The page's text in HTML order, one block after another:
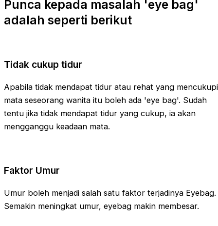
Punca kepada masalah 'eye bag'
adalah seperti berikut
Tidak cukup tidur
Apabila tidak mendapat tidur atau rehat yang
mata seseorang wanita itu boleh ada 'eye bag'. Sudah
tentu jika tidak mendapat tidur yang cukup, ia akan
mengganggu keadaan mata.
Faktor Umur
Umur boleh menjadi salah satu faktor terjadinya Eyebag.
Semakin meningkat umur, eyebag makin membesar.